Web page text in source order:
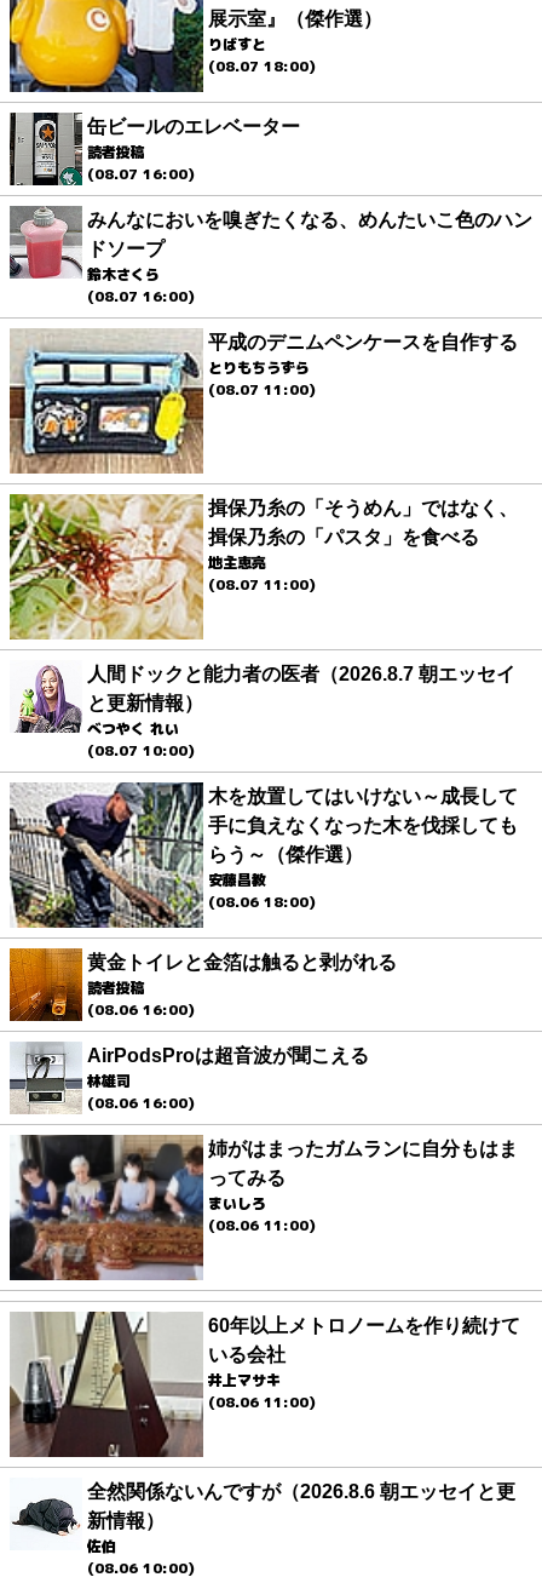
展示室』（傑作選）
りばすと
(08.07 18:00)
缶ビールのエレベーター
読者投稿
(08.07 16:00)
みんなにおいを嗅ぎたくなる、めんたいこ色のハン
ドソープ
鈴木さくら
(08.07 16:00)
平成のデニムペンケースを自作する
とりもちうずら
(08.07 11:00)
揖保乃糸の「そうめん」ではなく、
揖保乃糸の「パスタ」を食べる
地主恵亮
(08.07 11:00)
人間ドックと能力者の医者（2026.8.7 朝エッセイ
と更新情報）
べつやく れい
(08.07 10:00)
木を放置してはいけない～成長して
手に負えなくなった木を伐採しても
らう～（傑作選）
安藤昌教
(08.06 18:00)
黄金トイレと金箔は触ると剥がれる
読者投稿
(08.06 16:00)
AirPodsProは超音波が聞こえる
林雄司
(08.06 16:00)
姉がはまったガムランに自分もはま
ってみる
まいしろ
(08.06 11:00)
60年以上メトロノームを作り続けて
いる会社
井上マサキ
(08.06 11:00)
全然関係ないんですが（2026.8.6 朝エッセイと更
新情報）
佐伯
(08.06 10:00)